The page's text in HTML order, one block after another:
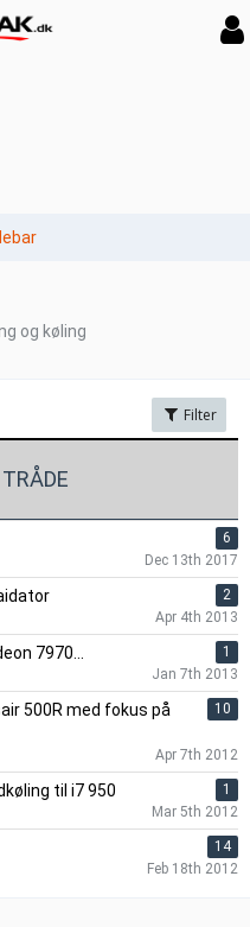
og køling
Filter
6
Dec 13th 2017
2
Apr 4th 2013
7970...
1
Jan 7th 2013
500R med fokus på
10
Apr 7th 2012
til i7 950
1
Mar 5th 2012
14
Feb 18th 2012